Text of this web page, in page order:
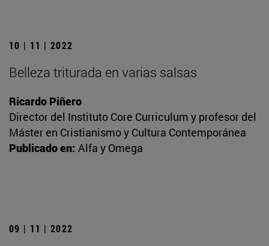
10 | 11 | 2022
Belleza triturada en varias salsas
Ricardo Piñero
Director del Instituto Core Curriculum y profesor del
Máster en Cristianismo y Cultura Contemporánea
Publicado en: Alfa y Omega
09 | 11 | 2022